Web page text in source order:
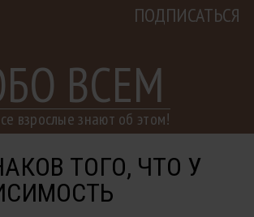
ВСЕМ
взрослые знают об этом!
ПОДПИСАТЬСЯ
ТОГО, ЧТО У